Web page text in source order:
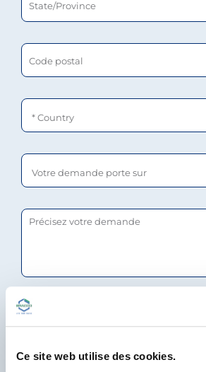
Ce site web utilise des cookies.
Code postal
Votre demande porte sur
Précisez votre demande
J’ai lu et je suis d’accord avec la
Protection des Données de Bracco
Privacy disclaimer